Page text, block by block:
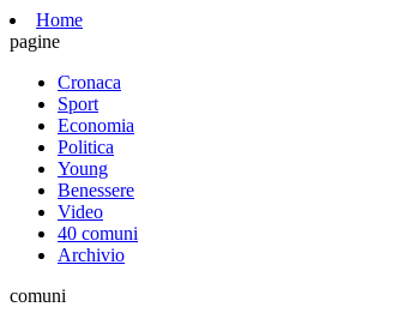
Home
pagine
Cronaca
Sport
Economia
Politica
Young
Benessere
Video
40 comuni
Archivio
comuni